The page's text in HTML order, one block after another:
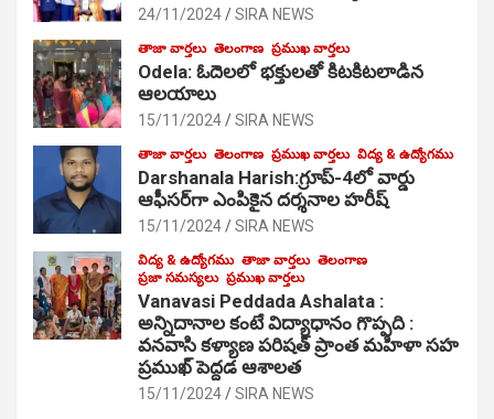
24/11/2024 SIRA NEWS
తాజా వార్తలు తెలంగాణ ప్రముఖ వార్తలు
Odela: ఓదెల‌లో భక్తులతో కిటకిటలాడిన
ఆల‌యాలు
15/11/2024 SIRA NEWS
తాజా వార్తలు తెలంగాణ ప్రముఖ వార్తలు విద్య & ఉద్యోగము
Darshanala Harish:గ్రూప్-4లో వార్డు
ఆఫీసర్‌గా ఎంపికైన దర్శనాల హరీష్
15/11/2024 SIRA NEWS
విద్య & ఉద్యోగము తాజా వార్తలు తెలంగాణ
ప్రజా సమస్యలు ప్రముఖ వార్తలు
Vanavasi Peddada Ashalata :
అన్నిదానాల కంటే విద్యాధానం గొప్పది :
వనవాసి కళ్యాణ పరిషత్ ప్రాంత మహిళా సహ
ప్రముఖ్ పెద్దడ ఆశాలత
15/11/2024 SIRA NEWS